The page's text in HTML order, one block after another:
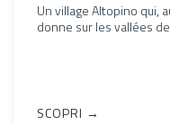
Un village Altopino qui,
donne sur les vallées
SCOPRI →